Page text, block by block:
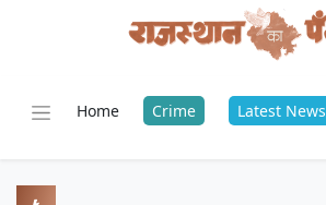
Home Crime Latest News